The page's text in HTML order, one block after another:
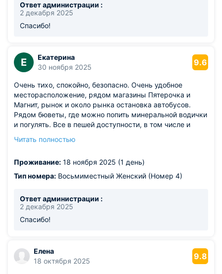
Ответ администрации :
2 декабря 2025
Спасибо!
Е
Екатерина
30 ноября 2025
9.6
Очень тихо, спокойно, безопасно. Очень удобное
месторасположение, рядом магазины Пятерочка и
Магнит, рынок и около рынка остановка автобусов.
Рядом бюветы, где можно попить минеральной водички
и погулять. Все в пешей доступности, в том числе и
очередей в туалеты, все очень уважительно относятся
Александровна очень клиентоориентированы и всегда
готовы помочь
Читать полностью
Проживание: 18 ноября 2025 (1 день)
Тип номера: Восьмиместный Женский (Номер 4)
Ответ администрации :
2 декабря 2025
Спасибо!
Елена
18 октября 2025
9.8